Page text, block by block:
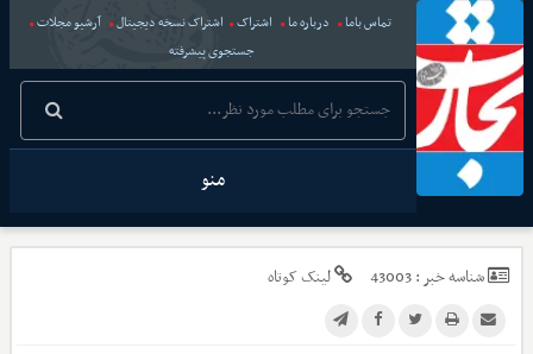
تماس باما درباره ما اشتراک اشتراک نسخه دیجیتال
آرشیو مجلات
جستجوی پیشرفته
منو
شناسه خبر :43003 لینک کوتاه